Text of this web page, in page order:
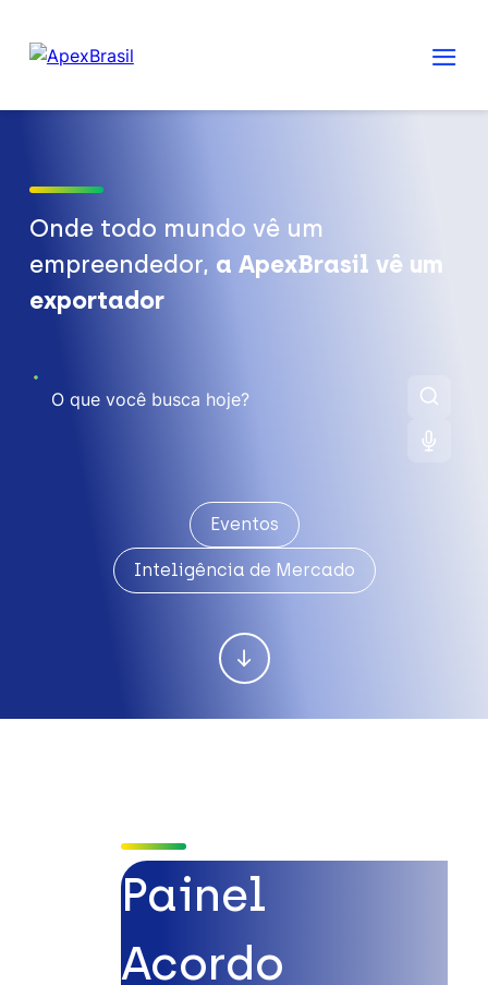
Onde todo mundo vê um
empreendedor, a ApexBrasil vê um
exportador
Eventos
Inteligência de Mercado
Painel
Acordo